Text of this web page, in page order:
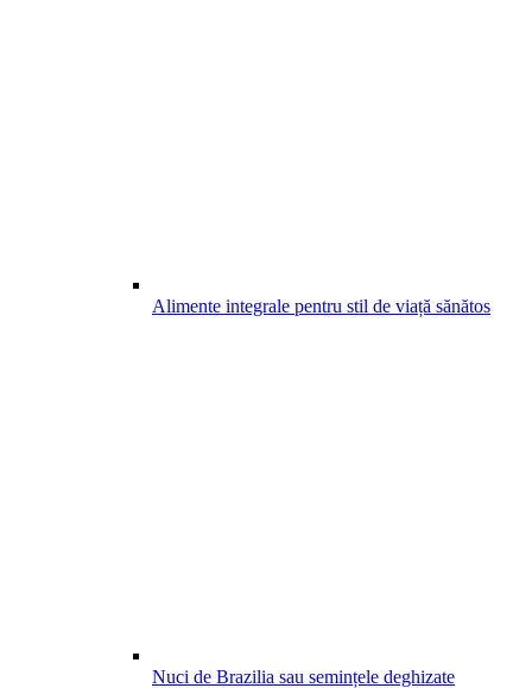
Alimente integrale pentru stil de viață sănătos
Nuci de Brazilia sau semințele deghizate